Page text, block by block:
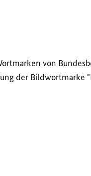
von
der Bildwortmarke